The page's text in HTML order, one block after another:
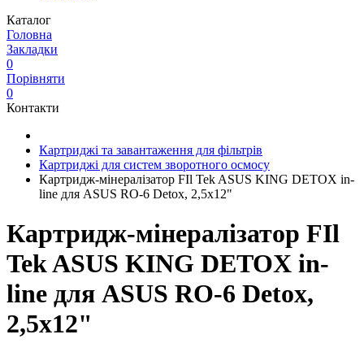
Каталог
Головна
Закладки
0
Порівняти
0
Контакти
Картриджі та завантаження для фільтрів
Картриджі для систем зворотного осмосу
Картридж-мінералізатор FIl Tek ASUS KING DETOX in-
line для ASUS RO-6 Detox, 2,5x12"
Картридж-мінералізатор FIl
Tek ASUS KING DETOX in-
line для ASUS RO-6 Detox,
2,5x12"